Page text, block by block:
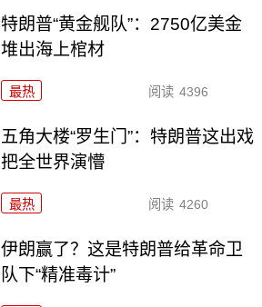
特朗普“黄金舰队”：2750亿美金
堆出海上棺材
最热 阅读 4396
五角大楼“罗生门”：特朗普这出戏
把全世界演懵
最热 阅读 4260
伊朗赢了？这是特朗普给革命卫
队下“精准毒计”